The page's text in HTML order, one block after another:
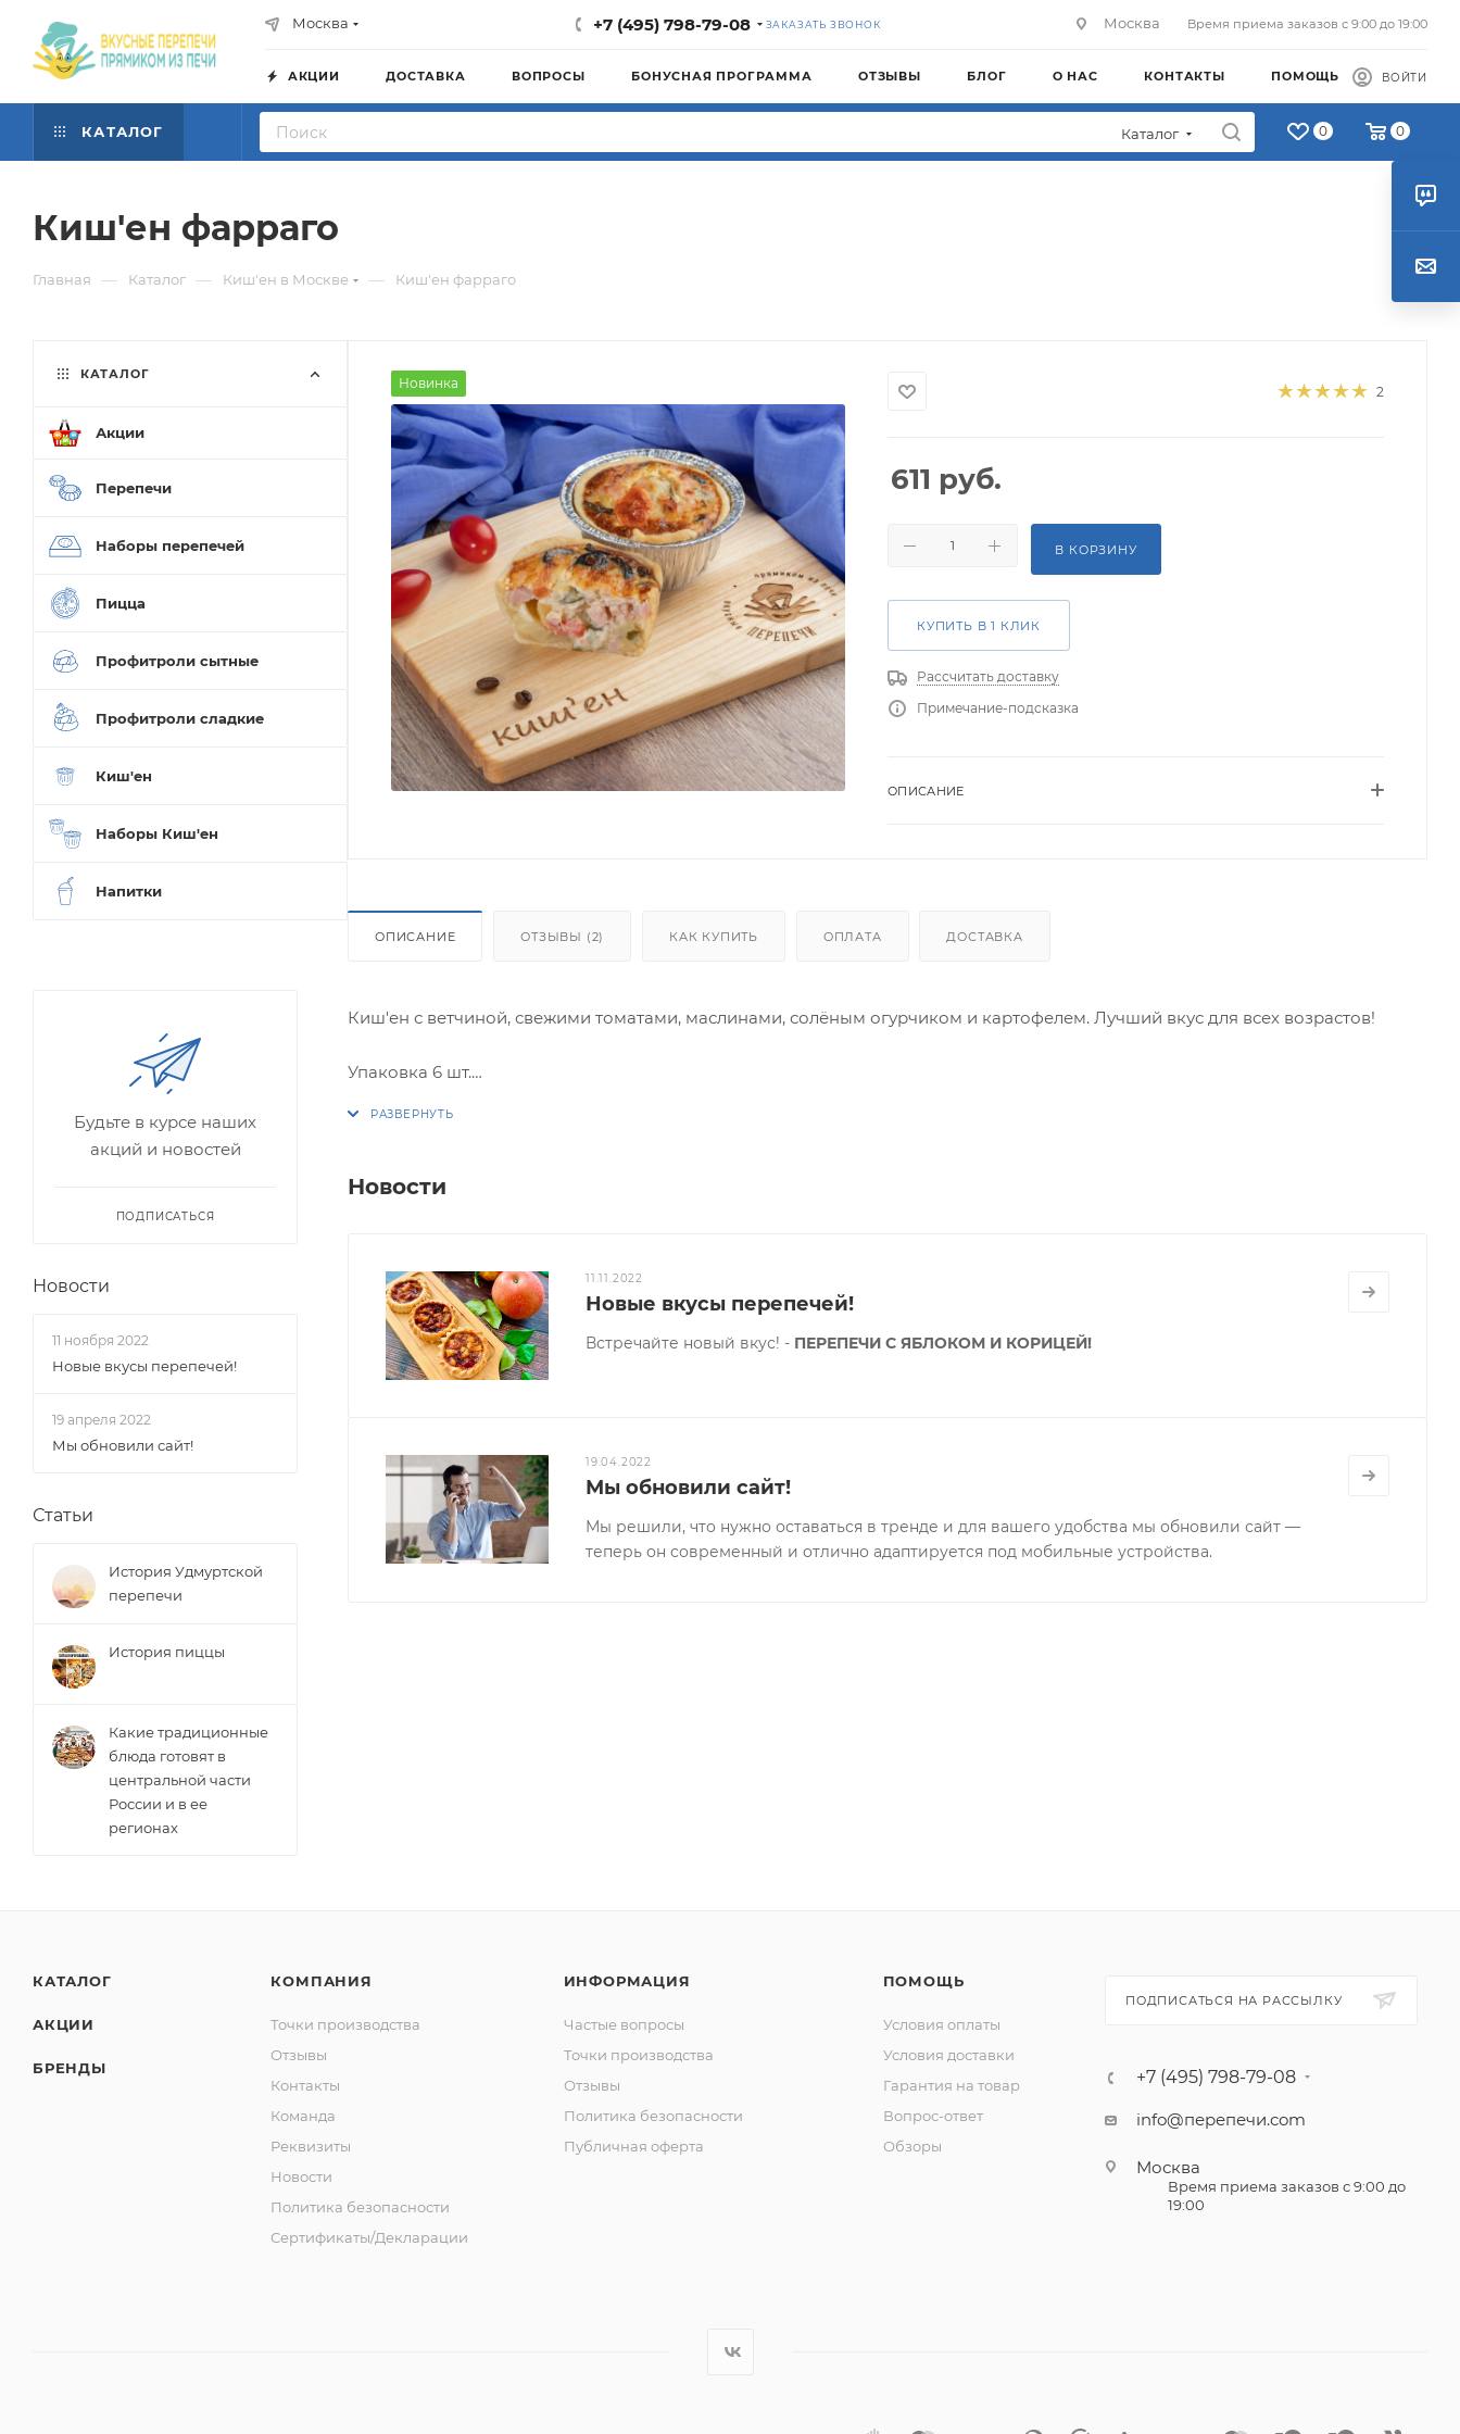
Москва +7 (495) 798-79-08 ЗАКАЗАТЬ ЗВОНОК Москва Время приема заказов с 9:00 до 19:00
АКЦИИ ДОСТАВКА ВОПРОСЫ БОНУСНАЯ ПРОГРАММА ОТЗЫВЫ БЛОГ О НАС КОНТАКТЫ ПОМОЩЬ ВОЙТИ
КАТАЛОГ Каталог 0 0
Киш'ен фарраго
Главная — Каталог — Киш'ен в Москве — Киш'ен фарраго
Новинка
2
611 руб.
В КОРЗИНУ
КУПИТЬ В 1 КЛИК
Рассчитать доставку
Примечание-подсказка
ОПИСАНИЕ
ОПИСАНИЕ ОТЗЫВЫ (2) КАК КУПИТЬ ОПЛАТА ДОСТАВКА
Киш'ен с ветчиной, свежими томатами, маслинами, солёным огурчиком и картофелем. Лучший вкус для всех возрастов!
Упаковка 6 шт.
Вес коробки: 600-650 гр.
Новости
11.11.2022
Новые вкусы перепечей!
Встречайте новый вкус! - ПЕРЕПЕЧИ С ЯБЛОКОМ И КОРИЦЕЙ!
19.04.2022
Мы обновили сайт!
Мы решили, что нужно оставаться в тренде и для вашего удобства мы обновили сайт —
теперь он современный и отлично адаптируется под мобильные устройства.
КАТАЛОГ
Акции
Перепечи
Наборы перепечей
Пицца
Профитроли сытные
Профитроли сладкие
Киш'ен
Наборы Киш'ен
Напитки
Будьте в курсе наших
акций и новостей
ПОДПИСАТЬСЯ
Новости
11 ноября 2022
Новые вкусы перепечей!
19 апреля 2022
Мы обновили сайт!
Статьи
История Удмуртской
перепечи
История пиццы
Какие традиционные
блюда готовят в
центральной части
России и в ее
регионах
КАТАЛОГ
АКЦИИ
БРЕНДЫ
КОМПАНИЯ
Точки производства
Отзывы
Контакты
Команда
Реквизиты
Новости
Политика безопасности
Сертификаты/Декларации
ИНФОРМАЦИЯ
Частые вопросы
Точки производства
Отзывы
Политика безопасности
Публичная оферта
ПОМОЩЬ
Условия оплаты
Условия доставки
Гарантия на товар
Вопрос-ответ
Обзоры
ПОДПИСАТЬСЯ НА РАССЫЛКУ
+7 (495) 798-79-08
info@перепечи.com
Москва
Время приема заказов с 9:00 до
19:00